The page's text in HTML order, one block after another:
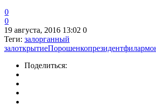
0
0
19 августа, 2016 13:02 0
Теги: залорганный
залоткрытиеПорошенкопрезидент
Поделиться: